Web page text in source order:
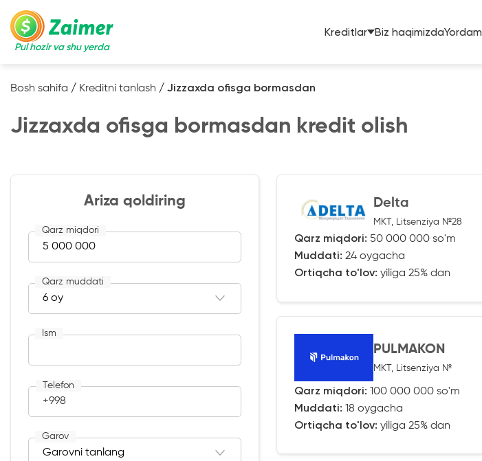
Pul hozir va shu yerda
Kreditlar Biz haqimizdaYordam
Bosh sahifa / Kreditni tanlash / Jizzaxda ofisga bormasdan
Jizzaxda ofisga bormasdan kredit olish
Ariza qoldiring
Qarz miqdori
Qarz muddati
Ism
Telefon
+998
Garov
Delta
MKT, Litsenziya №28
Qarz miqdori: 50 000 000 so'm
Muddati: 24 oygacha
Ortiqcha to'lov: yiliga 25% dan
PULMAKON
MKT, Litsenziya №
Qarz miqdori: 100 000 000 so'm
Muddati: 18 oygacha
Ortiqcha to'lov: yiliga 25% dan